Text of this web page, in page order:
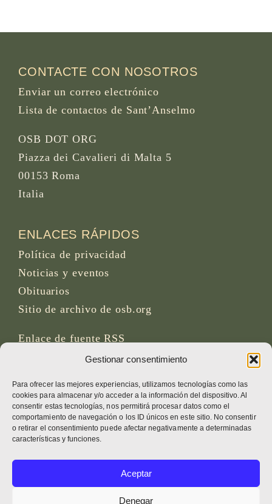
Gestionar consentimiento
Para ofrecer las mejores experiencias, utilizamos tecnologías como las
cookies para almacenar y/o acceder a la información del dispositivo. Al
consentir estas tecnologías, nos permitirá procesar datos como el
comportamiento de navegación o los ID únicos en este sitio. No consentir
o retirar el consentimiento puede afectar negativamente a determinadas
características y funciones.
Aceptar
Denegar
CONTACTE CON NOSOTROS
Enviar un correo electrónico
Lista de contactos de Sant’Anselmo
OSB DOT ORG
Piazza dei Cavalieri di Malta 5
00153 Roma
Italia
ENLACES RÁPIDOS
Política de privacidad
Noticias y eventos
Obituarios
Sitio de archivo de osb.org
Enlace de fuente RSS
REDES SOCIALES
CRÉDITOS
Fotos de la página